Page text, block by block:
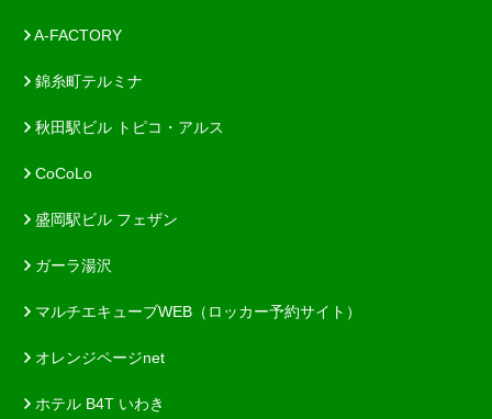
A-FACTORY
錦糸町テルミナ
秋田駅ビル トピコ・アルス
CoCoLo
盛岡駅ビル フェザン
ガーラ湯沢
マルチエキューブWEB（ロッカー予約サイト）
オレンジページnet
ホテル B4T いわき